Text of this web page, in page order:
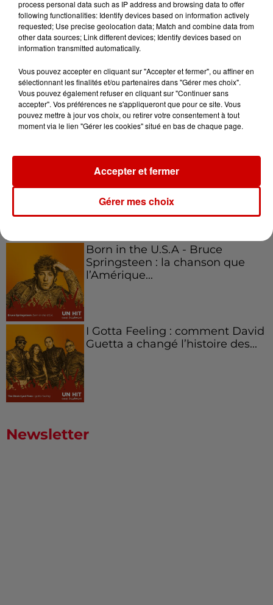
Podcasts
Kelly Massol, figure
emblématique de
l'entrepreneuriat féminin
Aménager un school bus au
Born in the U.S.A - Bruce
Springsteen : la chanson que
l’Amérique...
I Gotta Feeling : comment David
Guetta a changé l’histoire des...
Newsletter
process personal data such as IP address and browsing data to offer
following functionalities: Identify devices based on information actively
requested; Use precise geolocation data; Match and combine data from
other data sources; Link different devices; Identify devices based on
information transmitted automatically.
Vous pouvez accepter en cliquant sur "Accepter et fermer", ou affiner en
sélectionnant les finalités et/ou partenaires dans "Gérer mes choix".
Vous pouvez également refuser en cliquant sur "Continuer sans
accepter". Vos préférences ne s'appliqueront que pour ce site. Vous
pouvez mettre à jour vos choix, ou retirer votre consentement à tout
moment via le lien "Gérer les cookies" situé en bas de chaque page.
Gérer mes choix
Accepter et fermer